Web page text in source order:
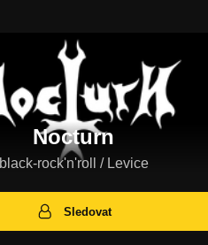
Nocturn
black-rock'n'roll / Levice
Sledovat